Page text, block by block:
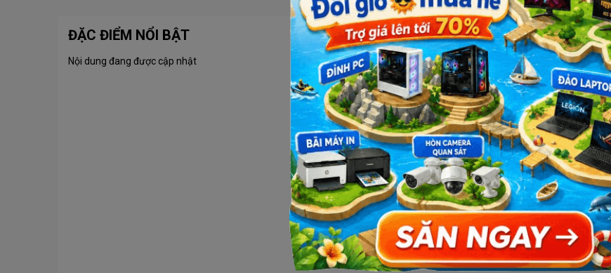
ĐẶC ĐIỂM NỔI BẬT
Nội dung đang được cập nhật